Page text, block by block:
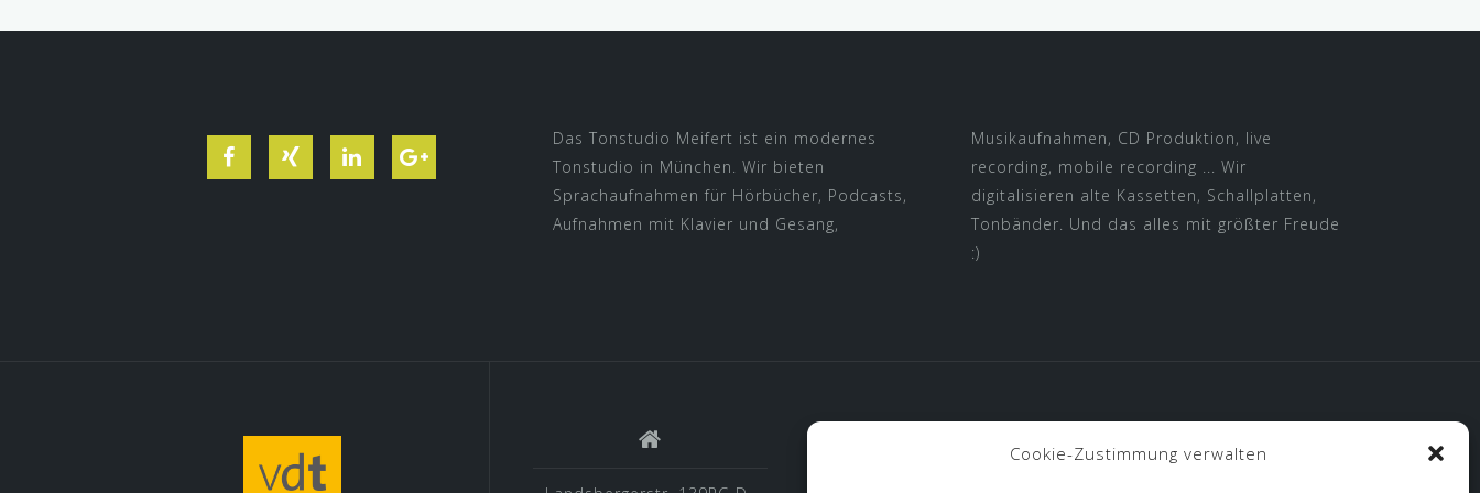
Cookie-Zustimmung verwalten
Facebook LinkedInGoogle
Das Tonstudio Meifert ist ein modernes
Tonstudio in München. Wir bieten
Sprachaufnahmen für Hörbücher, Podcasts,
Aufnahmen mit Klavier und Gesang,
Musikaufnahmen, CD Produktion, live
recording, mobile recording ... Wir
digitalisieren alte Kassetten, Schallplatten,
Tonbänder. Und das alles mit größter Freude
:)